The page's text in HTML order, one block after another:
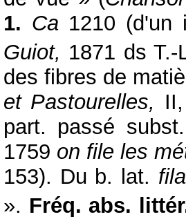
1. Ca1210 (d'un
Guiot, 1871 ds
des fibres de
et Pastourelles,
part. passé
1759 on file les
153). Du b. lat.
». Fréq. abs.